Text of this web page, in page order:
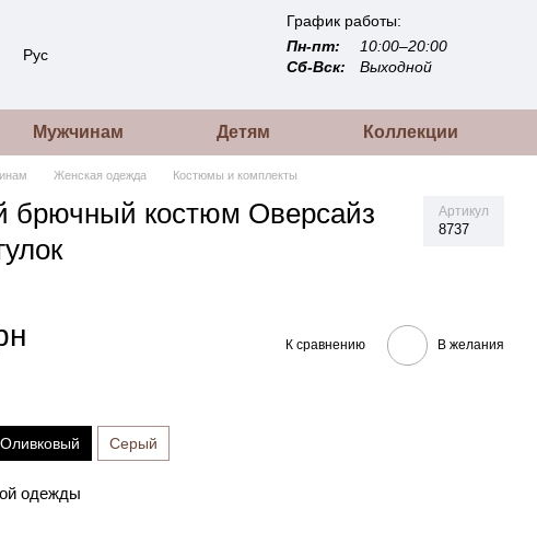
Рус
График работы:
Пн-пт:
10:00–20:00
Сб-Вск:
Выходной
Мужчинам Детям Коллекции
Женская одежда Костюмы и комплекты
брючный костюм Оверсайз
Артикул
8737
К сравнению В желания
Оливковый Серый
одежды